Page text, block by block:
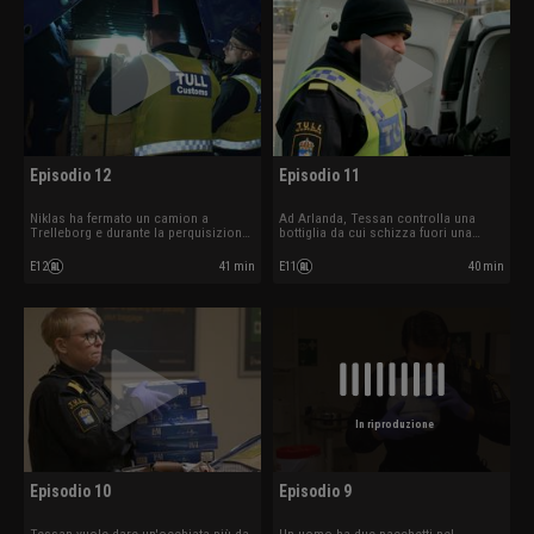
Episodio 12
Niklas ha fermato un camion a
Trelleborg e durante la perquisizione
un sospetto fabbricante di bombe.
E12 41 min
Episodio 11
Ad Arlanda, Tessan controlla una
bottiglia da cui schizza fuori una
peperoncino. Timor trova un sacco di
alcolici e sospetta un caso di
E11 40 min
Episodio 10
In riproduzione
Episodio 9